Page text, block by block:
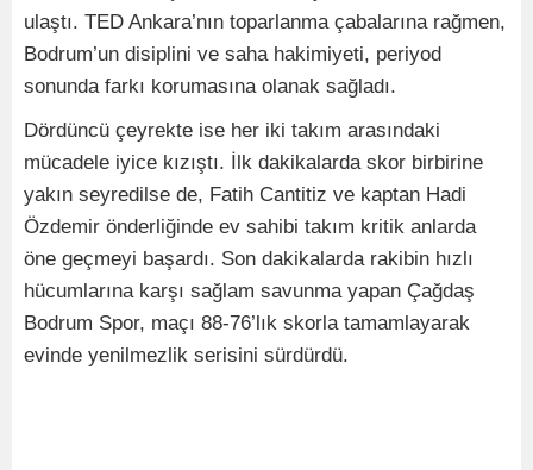
ulaştı. TED Ankara’nın toparlanma çabalarına rağmen,
Bodrum’un disiplini ve saha hakimiyeti, periyod
sonunda farkı korumasına olanak sağladı.
Dördüncü çeyrekte ise her iki takım arasındaki
mücadele iyice kızıştı. İlk dakikalarda skor birbirine
yakın seyredilse de, Fatih Cantitiz ve kaptan Hadi
Özdemir önderliğinde ev sahibi takım kritik anlarda
öne geçmeyi başardı. Son dakikalarda rakibin hızlı
hücumlarına karşı sağlam savunma yapan Çağdaş
Bodrum Spor, maçı 88-76’lık skorla tamamlayarak
evinde yenilmezlik serisini sürdürdü.